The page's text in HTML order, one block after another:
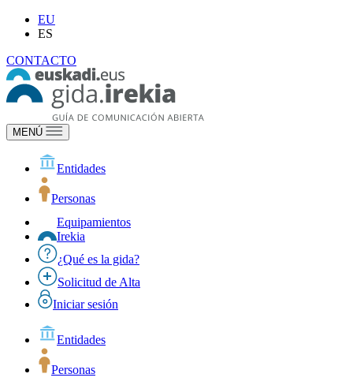
EU
ES
CONTACTO
MENÚ
Entidades
Personas
Equipamientos
Irekia
¿Qué es la gida?
Solicitud de Alta
Iniciar sesión
Entidades
Personas